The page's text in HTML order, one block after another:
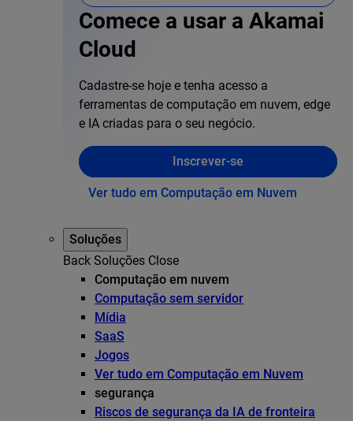
Comece a usar a Akamai
Cloud
Cadastre-se hoje e tenha acesso a
ferramentas de computação em nuvem, edge
e IA criadas para o seu negócio.
Inscrever-se
Ver tudo em Computação em Nuvem
Soluções
Back Soluções Close
Computação em nuvem
Computação sem servidor
Mídia
SaaS
Jogos
Ver tudo em Computação em Nuvem
segurança
Riscos de segurança da IA de fronteira